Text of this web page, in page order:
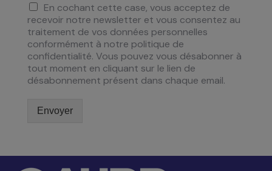
En cochant cette case, vous acceptez de
recevoir notre newsletter et vous consentez au
traitement de vos données personnelles
conformément à notre politique de
confidentialité. Vous pouvez vous désabonner à
tout moment en cliquant sur le lien de
désabonnement présent dans chaque email.
Envoyer